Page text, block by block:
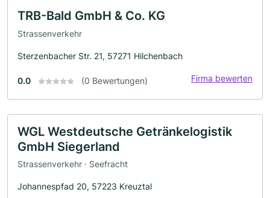
TRB-Bald GmbH & Co. KG
Strassenverkehr
Sterzenbacher Str. 21, 57271 Hilchenbach
0.0 (0 Bewertungen) Firma bewerten
WGL Westdeutsche Getränkelogistik
GmbH Siegerland
Strassenverkehr · Seefracht
Johannespfad 20, 57223 Kreuztal